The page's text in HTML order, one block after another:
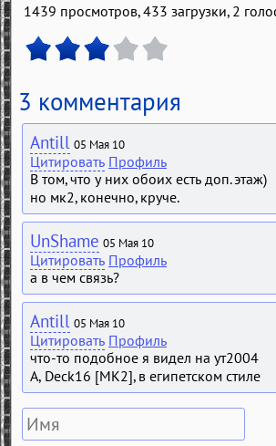
1439 просмотров, 433 загрузки, 2
3 комментария
Antill 05 Мая 10
Цитировать Профиль
В том, что у них обоих есть доп. этаж)
но мк2, конечно, круче.
UnShame 05 Мая 10
Цитировать Профиль
а в чем связь?
Antill 05 Мая 10
Цитировать Профиль
что-то подобное я видел на ут2004
А, Deck16 [MK2], в египетском стиле